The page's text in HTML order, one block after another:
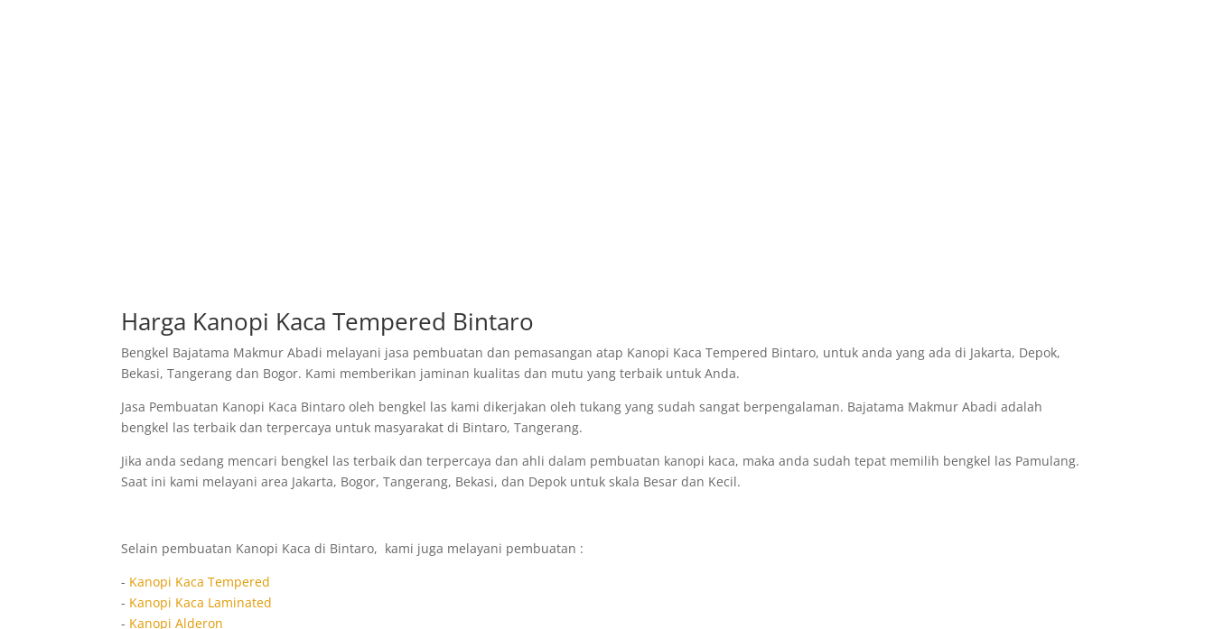
Harga Kanopi Kaca Tempered Bintaro
Bengkel Bajatama Makmur Abadi melayani jasa pembuatan dan pemasangan atap Kanopi Kaca Tempered Bintaro, untuk anda yang ada di Jakarta, Depok,
Bekasi, Tangerang dan Bogor. Kami memberikan jaminan kualitas dan mutu yang terbaik untuk Anda.
Jasa Pembuatan Kanopi Kaca Bintaro oleh bengkel las kami dikerjakan oleh tukang yang sudah sangat berpengalaman. Bajatama Makmur Abadi adalah
bengkel las terbaik dan terpercaya untuk masyarakat di Bintaro, Tangerang.
Jika anda sedang mencari bengkel las terbaik dan terpercaya dan ahli dalam pembuatan kanopi kaca, maka anda sudah tepat memilih bengkel las Pamulang.
Saat ini kami melayani area Jakarta, Bogor, Tangerang, Bekasi, dan Depok untuk skala Besar dan Kecil.
Selain pembuatan Kanopi Kaca di Bintaro, kami juga melayani pembuatan :
- Kanopi Kaca Tempered
- Kanopi Kaca Laminated
- Kanopi Alderon